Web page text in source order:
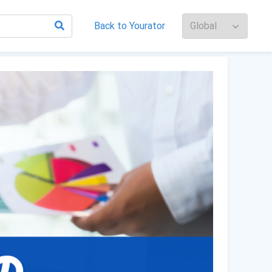
Back to Yourator